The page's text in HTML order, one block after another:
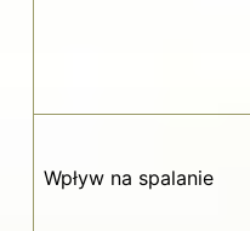
Wpływ na spalanie